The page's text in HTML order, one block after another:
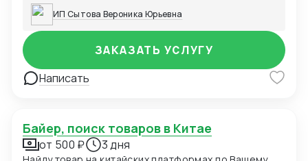
ИП Сытова Вероника Юрьевна
Написать
ЗАКАЗАТЬ УСЛУГУ
Байер, поиск товаров в Китае
от 500 ₽ 3 дня